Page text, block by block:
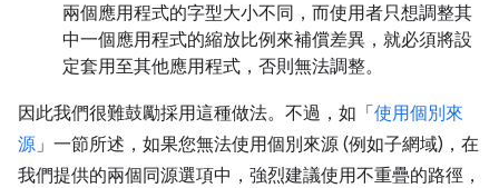
兩個應用程式的字型大小不同，而使用者只想調整其
中一個應用程式的縮放比例來補償差異，就必須將設
定套用至其他應用程式，否則無法調整。
因此我們很難鼓勵採用這種做法。不過，如「 使用個別來
源」一節所述，如果您無法使用個別來源 (例如子網域)，在
我們提供的兩個同源選項中，強烈建議使用不重疊的路徑，